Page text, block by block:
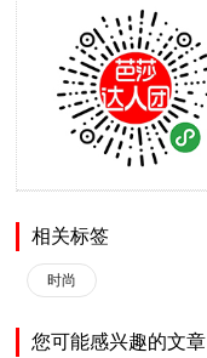
相关标签
时尚
您可能感兴趣的文章